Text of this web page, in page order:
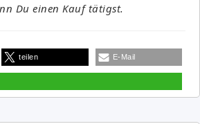
Du einen Kauf tätigst.
teilen E-Mail